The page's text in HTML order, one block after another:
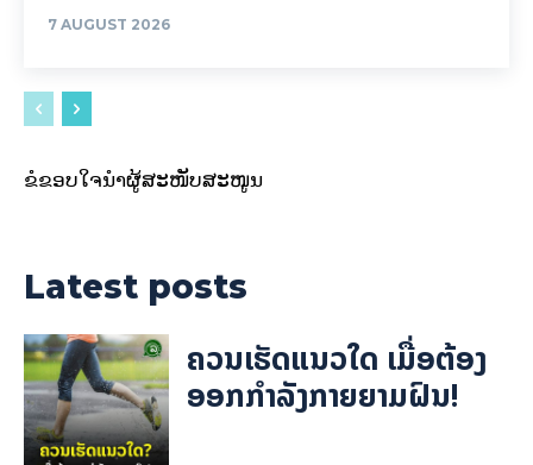
7 AUGUST 2026
ຂໍຂອບໃຈນຳຜູ້ສະໜັບສະໜູນ
Latest posts
ຄວນເຮັດແນວໃດ ເມື່ອຕ້ອງ
ອອກກຳລັງກາຍຍາມຝົນ!